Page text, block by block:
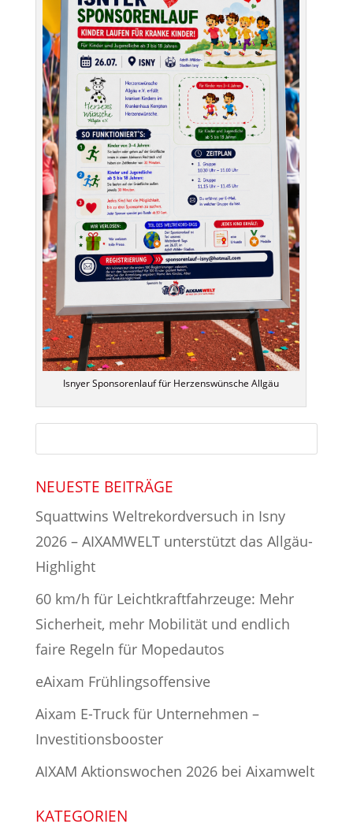
Isnyer Sponsorenlauf für Herzenswünsche Allgäu
NEUESTE BEITRÄGE
Squattwins Weltrekordversuch in Isny
2026 – AIXAMWELT unterstützt das Allgäu-
Highlight
60 km/h für Leichtkraftfahrzeuge: Mehr
Sicherheit, mehr Mobilität und endlich
faire Regeln für Mopedautos
eAixam Frühlingsoffensive
Aixam E-Truck für Unternehmen –
Investitionsbooster
AIXAM Aktionswochen 2026 bei Aixamwelt
KATEGORIEN